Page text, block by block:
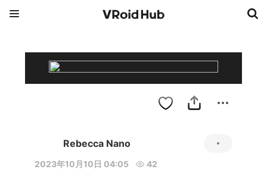
Rebecca Nano
2023年10月10日 04:05 42